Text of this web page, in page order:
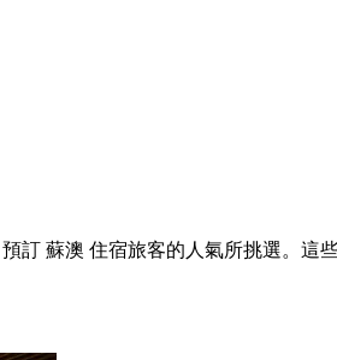
訂 蘇澳 住宿旅客的人氣所挑選。